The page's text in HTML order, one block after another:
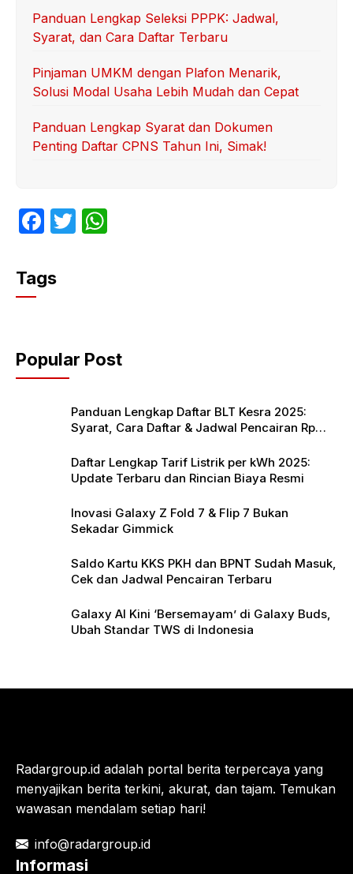
Panduan Lengkap Seleksi PPPK: Jadwal,
Syarat, dan Cara Daftar Terbaru
Pinjaman UMKM dengan Plafon Menarik,
Solusi Modal Usaha Lebih Mudah dan Cepat
Panduan Lengkap Syarat dan Dokumen
Penting Daftar CPNS Tahun Ini, Simak!
F
c
e
o
o
T
p
p
Tags
Popular Post
Panduan Lengkap Daftar BLT Kesra 2025:
Syarat, Cara Daftar & Jadwal Pencairan Rp
Daftar Lengkap Tarif Listrik per kWh 2025:
Update Terbaru dan Rincian Biaya Resmi
Inovasi Galaxy Z Fold 7 & Flip 7 Bukan
Sekadar Gimmick
Saldo Kartu KKS PKH dan BPNT Sudah Masuk,
Cek dan Jadwal Pencairan Terbaru
Galaxy AI Kini ‘Bersemayam’ di Galaxy Buds,
Ubah Standar TWS di Indonesia
Radargroup.id adalah portal berita terpercaya yang
menyajikan berita terkini, akurat, dan tajam. Temukan
wawasan mendalam setiap hari!
info@radargroup.id
Informasi